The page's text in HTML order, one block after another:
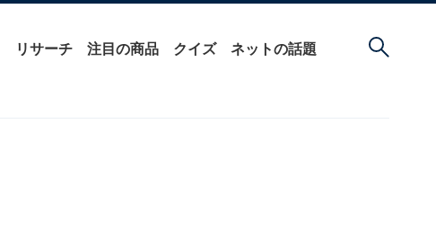
リサーチ 注目の商品 クイズ ネットの話題